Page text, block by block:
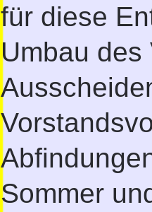
für diese
Umbau
Sommer